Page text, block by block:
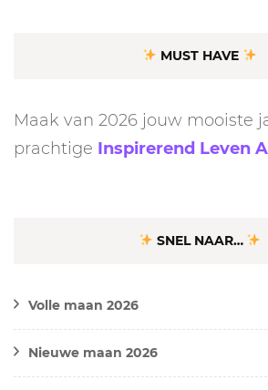
MUST HAVE
Maak van 2026 jouw mooiste
prachtige Inspirerend Leven
SNEL NAAR…
Volle maan 2026
Nieuwe maan 2026